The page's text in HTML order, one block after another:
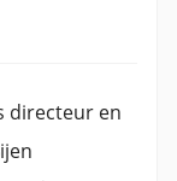
directeur en